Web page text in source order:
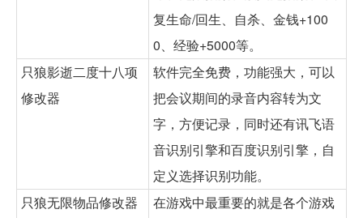
复生命/回生、自杀、金钱+100
0、经验+5000等。
只狼影逝二度十八项
修改器
软件完全免费，功能强大，可以
把会议期间的录音内容转为文
字，方便记录，同时还有讯飞语
音识别引擎和百度识别引擎，自
定义选择识别功能。
只狼无限物品修改器
在游戏中最重要的就是各个游戏